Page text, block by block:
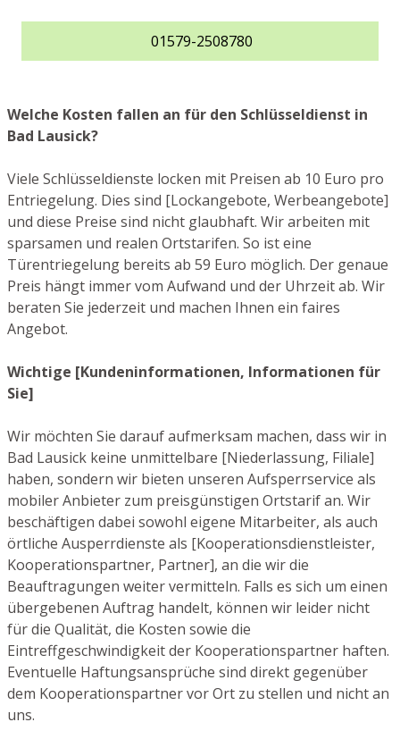
01579-2508780
Welche Kosten fallen an für den Schlüsseldienst in
Bad Lausick?
Viele Schlüsseldienste locken mit Preisen ab 10 Euro pro
Entriegelung. Dies sind [Lockangebote, Werbeangebote]
und diese Preise sind nicht glaubhaft. Wir arbeiten mit
sparsamen und realen Ortstarifen. So ist eine
Türentriegelung bereits ab 59 Euro möglich. Der genaue
Preis hängt immer vom Aufwand und der Uhrzeit ab. Wir
beraten Sie jederzeit und machen Ihnen ein faires
Angebot.
Wichtige [Kundeninformationen, Informationen für
Sie]
Wir möchten Sie darauf aufmerksam machen, dass wir in
Bad Lausick keine unmittelbare [Niederlassung, Filiale]
haben, sondern wir bieten unseren Aufsperrservice als
mobiler Anbieter zum preisgünstigen Ortstarif an. Wir
beschäftigen dabei sowohl eigene Mitarbeiter, als auch
örtliche Ausperrdienste als [Kooperationsdienstleister,
Kooperationspartner, Partner], an die wir die
Beauftragungen weiter vermitteln. Falls es sich um einen
übergebenen Auftrag handelt, können wir leider nicht
für die Qualität, die Kosten sowie die
Eintreffgeschwindigkeit der Kooperationspartner haften.
Eventuelle Haftungsansprüche sind direkt gegenüber
dem Kooperationspartner vor Ort zu stellen und nicht an
uns.